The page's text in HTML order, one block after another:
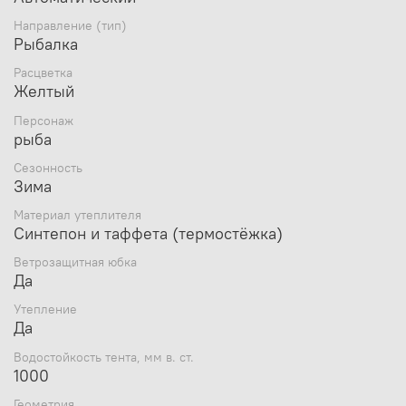
сильные морозы.
В палатке имеется внутренний карман для
различных мелочей.
укладывается в сумку для переноски.
Буры-ввертыши в комплект не входят.
Размеры:
Размеры: диаметр по низу 260 см, высота 165 см
Размеры в упаковке:120x30x20 см
Направление (тип)
Рыбалка
Расцветка
Желтый
Персонаж
рыба
Сезонность
Зима
Материал утеплителя
Синтепон и таффета (термостëжка)
Ветрозащитная юбка
Да
Утепление
Да
Водостойкость тента, мм в. ст.
1000